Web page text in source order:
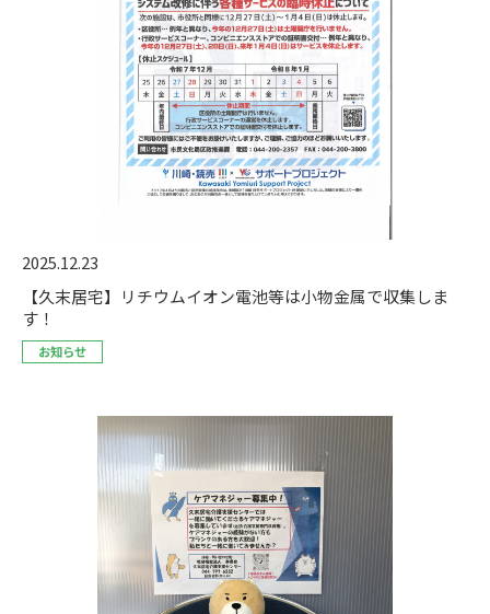
2025.12.23
【久末居宅】リチウムイオン電池等は小物金属で収集しま
す！
お知らせ